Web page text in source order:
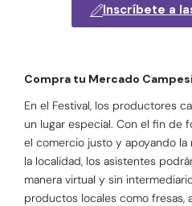
Inscríbete a
Compra tu Mercado
En el Festival, los productores
un lugar especial. Con el fin de
el comercio justo y apoyando
la localidad, los asistentes
manera virtual y sin
productos locales como fresas,